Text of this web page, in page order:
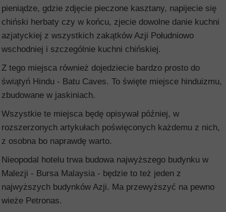
pieniądze, gdzie zdjęcie pieczone kasztany, napijecie się
chiński herbaty czy w końcu, zjecie dowolne danie kuchni
azjatyckiej z wszystkich zakątków Azji Południowo
wschodniej i szczególnie kuchni chińskiej.
Z tego miejsca również dojedziecie bardzo prosto do
świątyń Hindu - Batu Caves. To święte miejsce hinduizmu,
zbudowane w jaskiniach.
Wszystkie te miejsca będę opisywał później, w
rozszerzonych artykułach poświęconych każdemu z nich,
z osobna bo naprawdę warto.
Nieopodal hotelu trwa budowa najwyższego budynku w
Malezji - Bursa Malaysia - będzie to też jeden z
najwyższych budynków Azji. Ma przewyższyć na pewno
wieże Petronas.